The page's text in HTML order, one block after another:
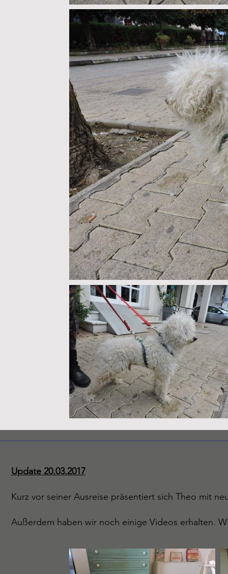
Update 20.03.2017
Kurz vor seiner Ausreise präsentiert sich Theo mit
Außerdem haben wir noch einige Videos erhalten.